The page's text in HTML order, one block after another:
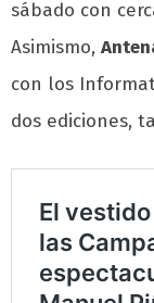
sábado con
Asimismo,
con los
dos ediciones,